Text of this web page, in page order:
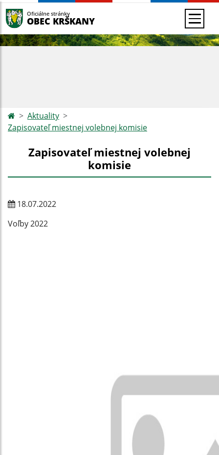
Oficiálne stránky
OBEC KRŠKANY
Aktuality
Zapisovateľ miestnej volebnej komisie
Zapisovateľ miestnej volebnej
komisie
18.07.2022
Voľby 2022